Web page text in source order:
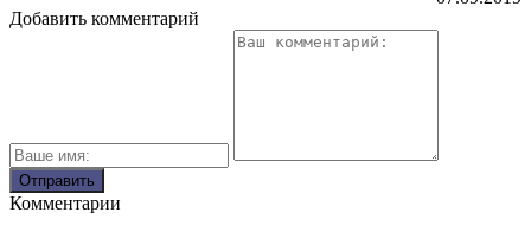
Добавить комментарий
Комментарии